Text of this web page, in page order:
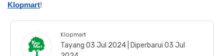
Klopmart!
Klopmart
Tayang 03 Jul 2024 | Diperbarui 03 Jul